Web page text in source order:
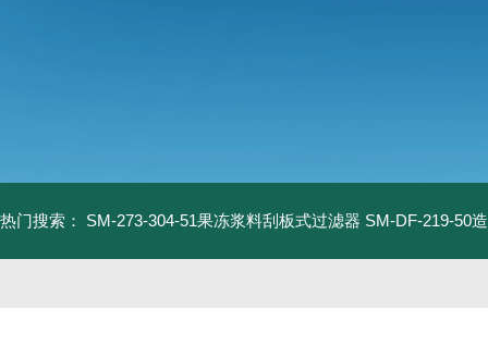
热门搜索： SM-273-304-51果冻浆料刮板式过滤器 SM-DF-219-50